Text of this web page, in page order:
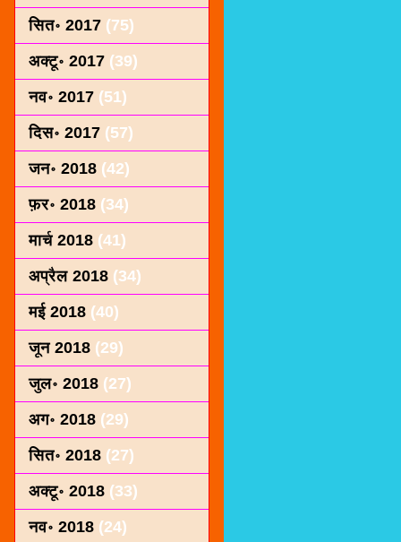
सित॰ 2017 (75)
अक्टू॰ 2017 (39)
नव॰ 2017 (51)
दिस॰ 2017 (57)
जन॰ 2018 (42)
फ़र॰ 2018 (34)
मार्च 2018 (41)
अप्रैल 2018 (34)
मई 2018 (40)
जून 2018 (29)
जुल॰ 2018 (27)
अग॰ 2018 (29)
सित॰ 2018 (27)
अक्टू॰ 2018 (33)
नव॰ 2018 (24)